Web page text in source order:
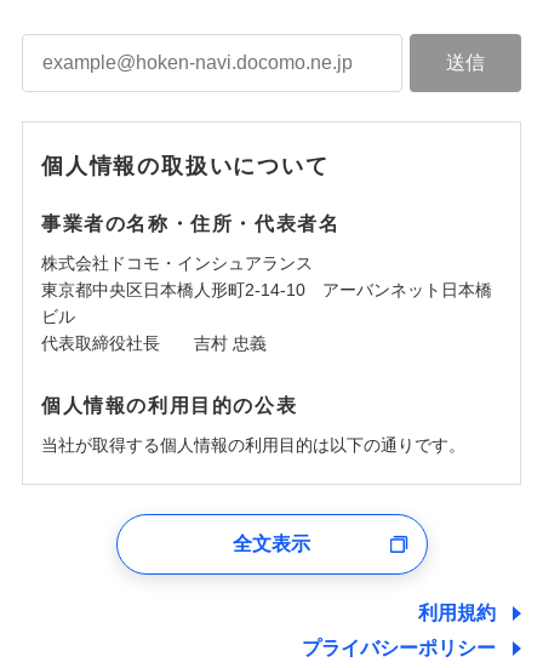
個人情報の取扱いについて
事業者の名称・住所・代表者名
株式会社ドコモ・インシュアランス
東京都中央区日本橋人形町2-14-10 アーバンネット日本橋
ビル
代表取締役社長 吉村 忠義
個人情報の利用目的の公表
当社が取得する個人情報の利用目的は以下の通りです。
ユーザー登録受付および、管理のため
しくは委託を受けている保険会社・提携会社の保険その他に
関する情報を提供し、金融商品等の契約を勧奨するため、ま
た維持管理等の委託業務遂行のため、またそれらに付帯、関
全文表示
利用規約
プライバシーポリシー